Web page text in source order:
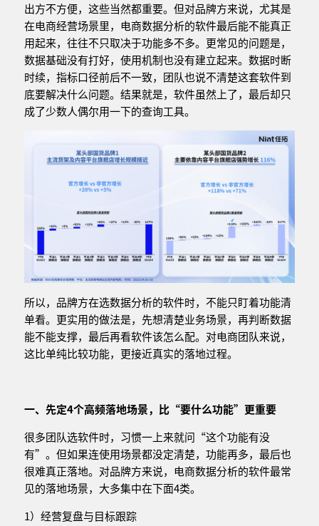
出方不方便，这些当然都重要。但对品牌方来说，尤其是
在电商经营场景里，电商数据分析的软件最后能不能真正
用起来，往往不只取决于功能多不多。更常见的问题是，
数据基础没有打好，使用机制也没有建立起来。数据时断
时续，指标口径前后不一致，团队也说不清楚这套软件到
底要解决什么问题。结果就是，软件虽然上了，最后却只
成了少数人偶尔用一下的查询工具。
所以，品牌方在选数据分析的软件时，不能只盯着功能清
单看。更实用的做法是，先想清楚业务场景，再判断数据
能不能支撑，最后再看软件该怎么配。对电商团队来说，
这比单纯比较功能，更接近真实的落地过程。
一、先定4个高频落地场景，比“要什么功能”更重要
很多团队选软件时，习惯一上来就问“这个功能有没
有”。但如果连使用场景都没定清楚，功能再多，最后也
很难真正落地。对品牌方来说，电商数据分析的软件最常
见的落地场景，大多集中在下面4类。
1）经营复盘与目标跟踪